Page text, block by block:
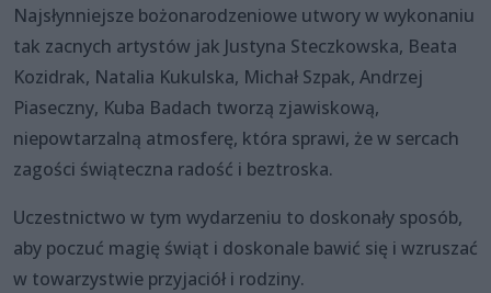
Najsłynniejsze bożonarodzeniowe utwory w wykonaniu
tak zacnych artystów jak Justyna Steczkowska, Beata
Kozidrak, Natalia Kukulska, Michał Szpak, Andrzej
Piaseczny, Kuba Badach tworzą zjawiskową,
niepowtarzalną atmosferę, która sprawi, że w sercach
zagości świąteczna radość i beztroska.
Uczestnictwo w tym wydarzeniu to doskonały sposób,
aby poczuć magię świąt i doskonale bawić się i wzruszać
w towarzystwie przyjaciół i rodziny.